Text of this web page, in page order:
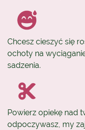
Chcesz cieszyć się
ochoty na
sadzenia.
Powierz opiekę nad
odpoczywasz, my